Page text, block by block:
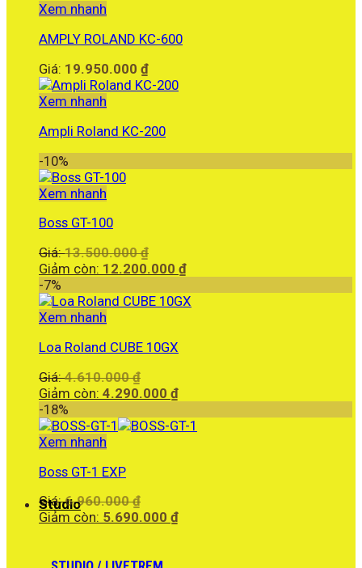
Xem nhanh
AMPLY ROLAND KC-600
Giá: 19.950.000 ₫
Xem nhanh
Ampli Roland KC-200
-10%
Xem nhanh
Boss GT-100
Giá:13.500.000₫
gốc
13.500.000 ₫.
Giảm còn: 12.200.000 ₫Giá
tại
-7%
Xem nhanh
Loa Roland CUBE 10GX
Giá:4.610.000₫
gốc
4.610.000 ₫.
Giảm còn: 4.290.000 ₫Giá
tại
-18%
Xem nhanh
Boss GT-1 EXP
Giá:6.960.000₫
gốc
Giảm còn: 5.690.000 ₫Giá
Studio